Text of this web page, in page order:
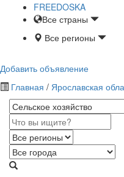
FREEDOSKA
Все страны
Все регионы
Добавить объявление
Главная / Ярославская